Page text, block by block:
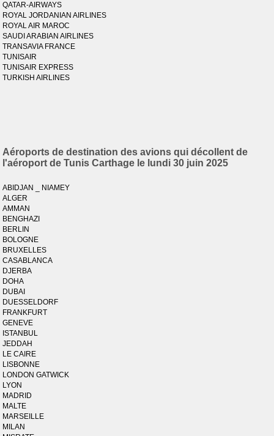
QATAR-AIRWAYS
ROYAL JORDANIAN AIRLINES
ROYAL AIR MAROC
SAUDI ARABIAN AIRLINES
TRANSAVIA FRANCE
TUNISAIR
TUNISAIR EXPRESS
TURKISH AIRLINES
Aéroports de destination des avions qui décollent de
l'aéroport de Tunis Carthage le lundi 30 juin 2025
ABIDJAN _ NIAMEY
ALGER
AMMAN
BENGHAZI
BERLIN
BOLOGNE
BRUXELLES
CASABLANCA
DJERBA
DOHA
DUBAI
DUESSELDORF
FRANKFURT
GENEVE
ISTANBUL
JEDDAH
LE CAIRE
LISBONNE
LONDON GATWICK
LYON
MADRID
MALTE
MARSEILLE
MILAN